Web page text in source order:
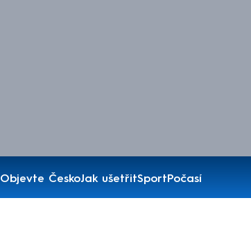
Objevte ČeskoJak ušetřitSportPočasí